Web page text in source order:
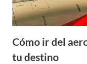
Cómo ir del
tu destino